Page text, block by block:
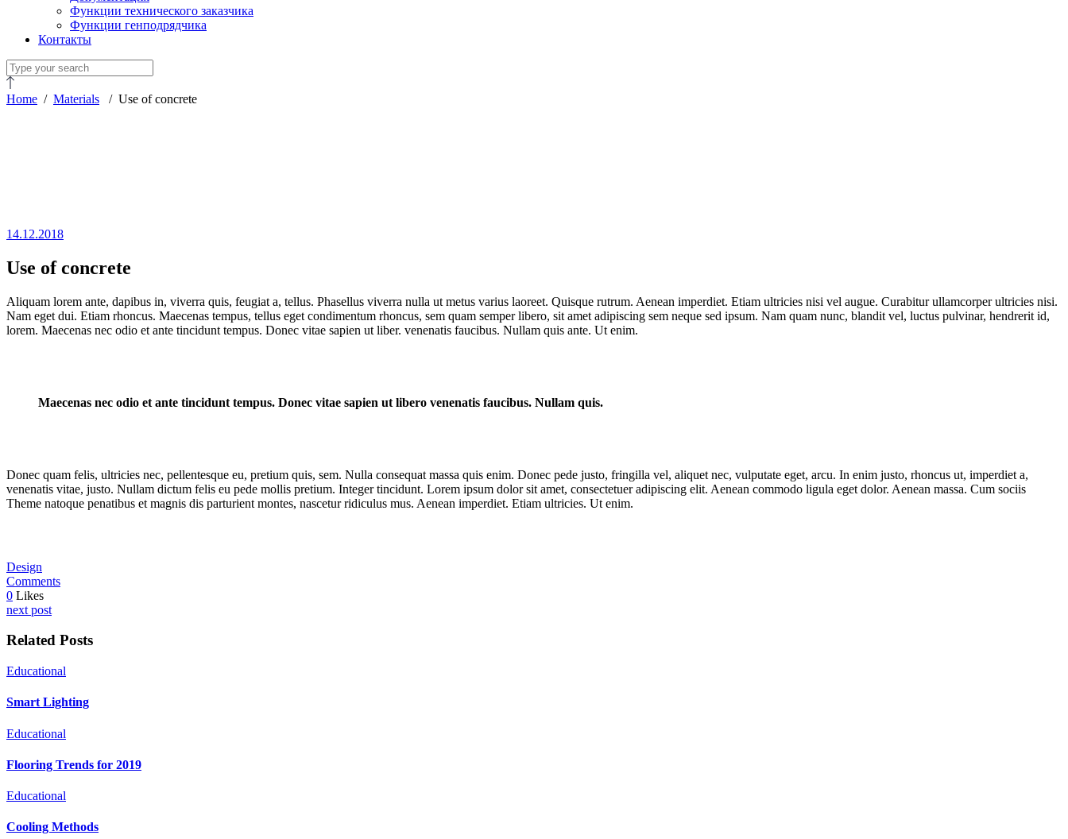
Функции технического заказчика
Функции генподрядчика
Контакты
Home / Materials / Use of concrete
14.12.2018
Use of concrete
Aliquam lorem ante, dapibus in, viverra quis, feugiat a, tellus. Phasellus viverra nulla ut metus varius laoreet. Quisque rutrum. Aenean imperdiet. Etiam ultricies nisi vel augue. Curabitur ullamcorper ultricies nisi.
Nam eget dui. Etiam rhoncus. Maecenas tempus, tellus eget condimentum rhoncus, sem quam semper libero, sit amet adipiscing sem neque sed ipsum. Nam quam nunc, blandit vel, luctus pulvinar, hendrerit id,
lorem. Maecenas nec odio et ante tincidunt tempus. Donec vitae sapien ut liber. venenatis faucibus. Nullam quis ante. Ut enim.
Maecenas nec odio et ante tincidunt tempus. Donec vitae sapien ut libero venenatis faucibus. Nullam quis.
Donec quam felis, ultricies nec, pellentesque eu, pretium quis, sem. Nulla consequat massa quis enim. Donec pede justo, fringilla vel, aliquet nec, vulputate eget, arcu. In enim justo, rhoncus ut, imperdiet a,
venenatis vitae, justo. Nullam dictum felis eu pede mollis pretium. Integer tincidunt. Lorem ipsum dolor sit amet, consectetuer adipiscing elit. Aenean commodo ligula eget dolor. Aenean massa. Cum sociis
Theme natoque penatibus et magnis dis parturient montes, nascetur ridiculus mus. Aenean imperdiet. Etiam ultricies. Ut enim.
Design
Comments
0 Likes
next post
Related Posts
Educational
Smart Lighting
Educational
Flooring Trends for 2019
Educational
Cooling Methods